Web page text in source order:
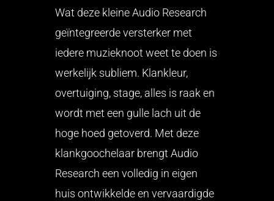
Wat deze kleine Audio Research
geïntegreerde versterker met
iedere muzieknoot weet te doen is
werkelijk subliem. Klankleur,
overtuiging, stage, alles is raak en
wordt met een gulle lach uit de
hoge hoed getoverd. Met deze
klankgoochelaar brengt Audio
Research een volledig in eigen
huis ontwikkelde en vervaardigde